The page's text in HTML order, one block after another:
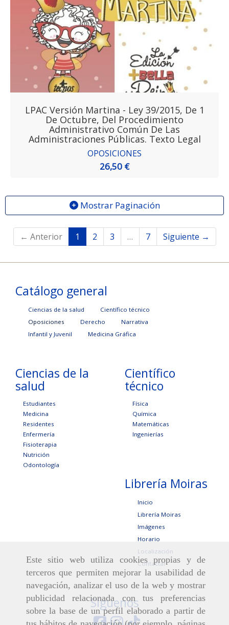
Este sitio web utiliza cookies propias y de
terceros que permiten mejorar la usabilidad de
navegación, analizar el uso de la web y mostrar
publicidad relacionada con tus preferencias
sobre la base de un perfil elaborado a partir de
LPAC Versión Martina - Ley 39/2015, De 1
De Octubre, Del Procedimiento
Administrativo Común De Las
Administraciones Públicas. Texto Legal
OPOSICIONES
26,50 €
Mostrar Paginación
← Anterior 1 2 3 … 7 Siguiente →
Catálogo general
Ciencias de la salud
Científico técnico
Oposiciones
Derecho
Narrativa
Infantil y Juvenil
Medicina Gráfica
Ciencias de la
salud
Estudiantes
Medicina
Residentes
Enfermería
Fisioterapia
Nutrición
Odontología
Científico
técnico
Física
Química
Matemáticas
Ingenierías
Librería Moiras
Inicio
Librería Moiras
Imágenes
Horario
Localización
Contactar
Síguenos